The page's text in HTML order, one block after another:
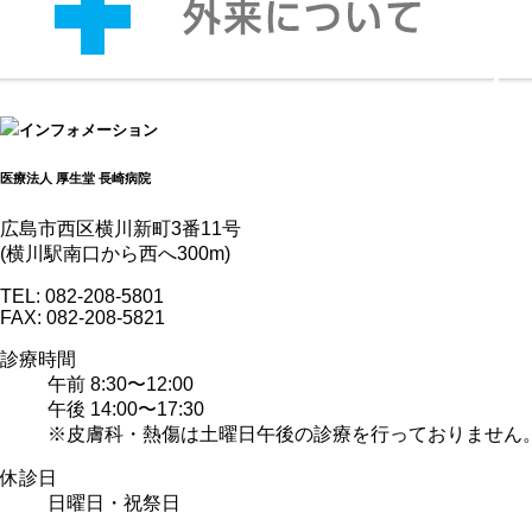
インフォメーション
医療法人 厚生堂 長崎病院
広島市西区横川新町3番11号
(横川駅南口から西へ300m)
TEL: 082-208-5801
FAX: 082-208-5821
診療時間
午前 8:30〜12:00
午後 14:00〜17:30
※皮膚科・熱傷は土曜日午後の診療を行っておりません
休診日
日曜日・祝祭日